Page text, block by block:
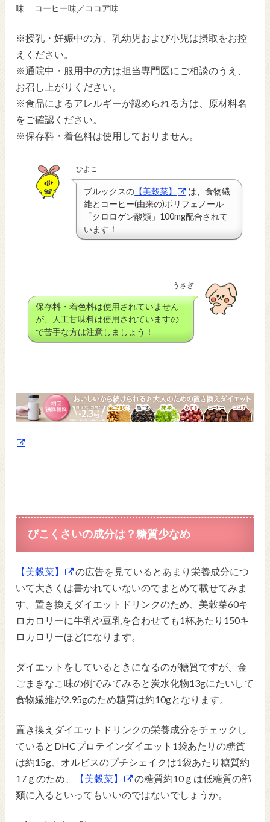
味 コーヒー味／ココア味
※授乳・妊娠中の方、乳幼児および小児は摂取をお控
えください。
※通院中・服用中の方は担当専門医にご相談のうえ、
お召し上がりください。
※食品によるアレルギーが認められる方は、原材料名
をご確認ください。
※保存料・着色料は使用しておりません。
ひよこ
ブルックスの 【美穀菜】
は、食物繊
維と コーヒー(由来の)ポリフェノール
「クロロゲン酸類」100mg配合されて
います！
うさぎ
保存料・着色料は使用されていません
が、人工甘味料は使用されていますの
で苦手な方は注意しましょう！
びこくさいの成分は？糖質少なめ
【美穀菜】
の広告を見ているとあまり栄養成分につ
いて大きくは書かれていないのでまとめて載せてみま
す。置き換えダイエットドリンクのため、美穀菜60キ
ロカロリーに牛乳や豆乳を合わせても1杯あたり150キ
ロカロリーほどになります。
ダイエットをしているときになるのが糖質ですが、金
ごまきなこ味の例でみてみると炭水化物13gにたいして
食物繊維が2.95gのため糖質は約10gとなります。
置き換えダイエットドリンクの栄養成分をチェックし
ているとDHCプロテインダイエット1袋あたりの糖質
は約15g、オルビスのプチシェイクは1袋あたり糖質約
17ｇのため、
【美穀菜】
の糖質約10ｇは低糖質の部
類に入るといってもいいのではないでしょうか。